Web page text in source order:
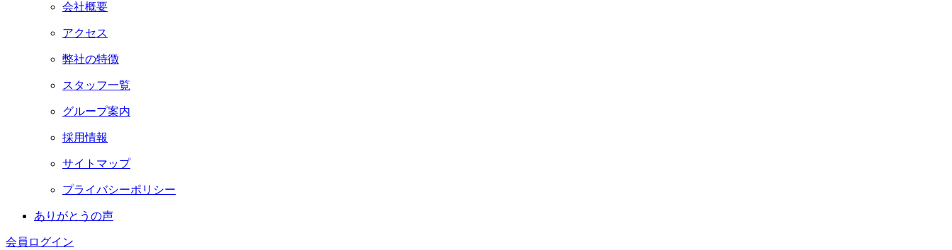
会社概要
アクセス
弊社の特徴
スタッフ一覧
グループ案内
採用情報
サイトマップ
プライバシーポリシー
あ り がと う の声
会員ログイン